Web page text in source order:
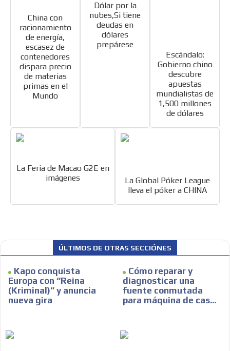
China con
racionamiento
de energía,
escasez de
contenedores
dispara precio
de materias
primas en el
Mundo
Dólar por la
nubes,Si tiene
deudas en
dólares
prepárese
Escándalo:
Gobierno chino
descubre
apuestas
mundialistas de
1,500 millones
de dólares
La Feria de Macao G2E en
imágenes
La Global Póker League
lleva el póker a CHINA
ÚLTIMOS DE OTRAS SECCIÓNES
Kapo conquista
Europa con “Reina
(Kriminal)” y anuncia
nueva gira
Cómo reparar y
diagnosticar una
fuente conmutada
para máquina de cas...
ADVERTISEMENT